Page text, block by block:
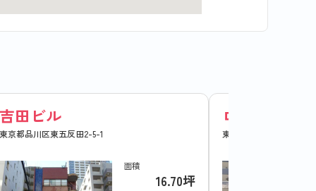
吉田ビル
東京都品川区東五反田2-5-1
面積
16.70坪
ロイヤルハ
東京都品川区東五反田5-